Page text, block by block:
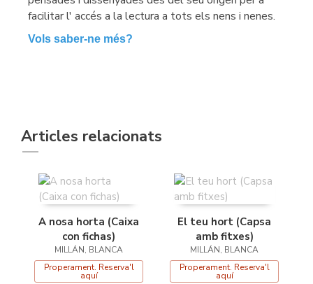
facilitar l' accés a la lectura a tots els nens i nenes.
Vols saber-ne més?
Articles relacionats
A nosa horta (Caixa
con fichas)
MILLÁN, BLANCA
Properament. Reserva'l
aquí
El teu hort (Capsa
amb fitxes)
MILLÁN, BLANCA
Properament. Reserva'l
aquí